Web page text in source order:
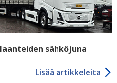
sähköjuna
Lisää artikkeleita